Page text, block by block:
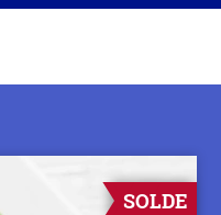
SOLDE